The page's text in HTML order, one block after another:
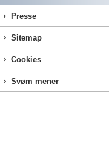
Presse
Sitemap
Cookies
Svøm mener